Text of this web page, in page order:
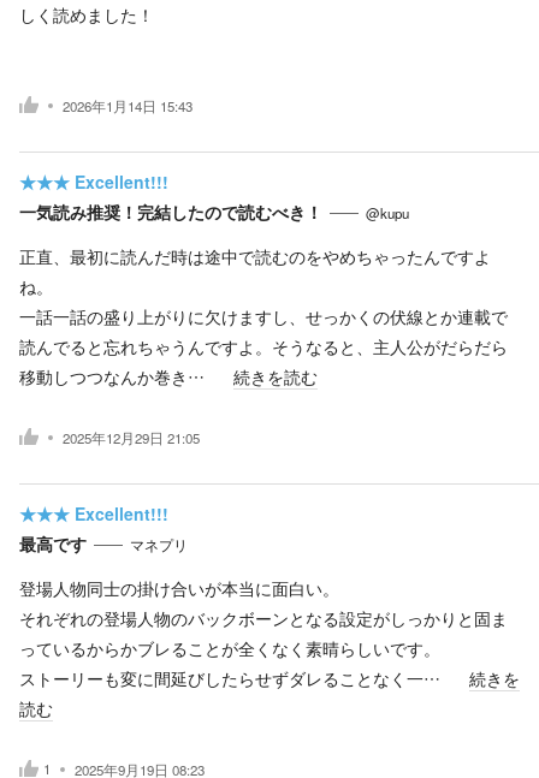
しく読めました！
2026年1月14日 15:43
★★★ Excellent!!!
一気読み推奨！完結したので読むべき！
@kupu
正直、最初に読んだ時は途中で読むのをやめちゃったんですよ
ね。
一話一話の盛り上がりに欠けますし、せっかくの伏線とか連載で
読んでると忘れちゃうんですよ。そうなると、主人公がだらだら
移動しつつなんか巻き…
続きを読む
2025年12月29日 21:05
★★★ Excellent!!!
最高です
マネプリ
登場人物同士の掛け合いが本当に面白い。
それぞれの登場人物のバックボーンとなる設定がしっかりと固ま
っているからかブレることが全くなく素晴らしいです。
ストーリーも変に間延びしたらせずダレることなく一…
続きを
読む
1 2025年9月19日 08:23